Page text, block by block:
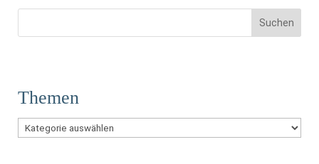
Themen
Themen